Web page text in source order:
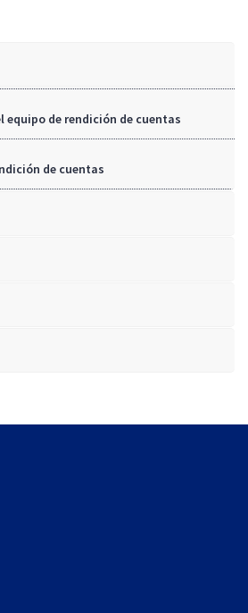
equipo de rendición de cuentas
de cuentas